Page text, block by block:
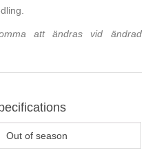
att ändras vid ändrad
Out of season